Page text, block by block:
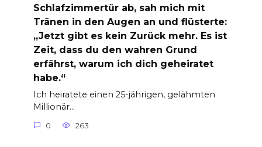
Schlafzimmertür ab, sah mich mit
Tränen in den Augen an und flüsterte:
„Jetzt gibt es kein Zurück mehr. Es ist
Zeit, dass du den wahren Grund
erfährst, warum ich dich geheiratet
habe.“
Ich heiratete einen 25-jährigen, gelähmten
Millionär…
0 263